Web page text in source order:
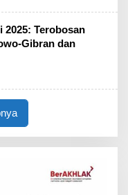
2025: Terobosan
Gibran dan